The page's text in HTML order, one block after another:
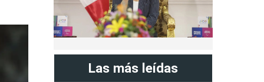
Las más leídas